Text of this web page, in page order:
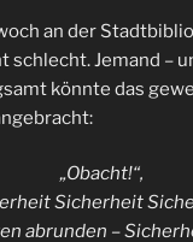
an der
schlecht. Jemand –
könnte das
„Obacht!“,
Sicherheit
abrunden –